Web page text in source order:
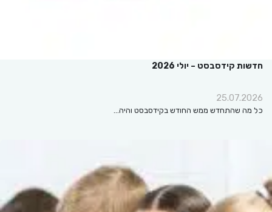
חדשות קידסבסט – יולי 2026
25.07.2026
כל מה שהתחדש ממש החודש בקידסבסט והיה…